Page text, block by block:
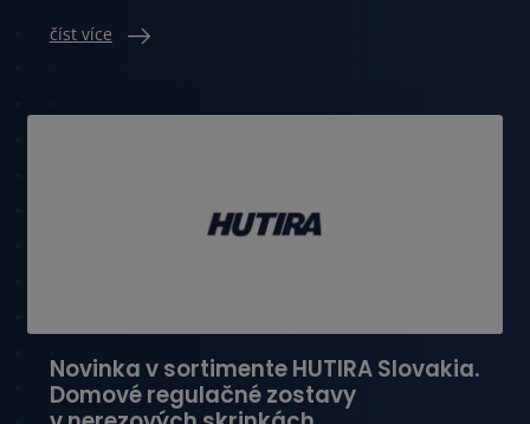
číst více
Novinka v sortimente HUTIRA Slovakia.
Domové regulačné zostavy